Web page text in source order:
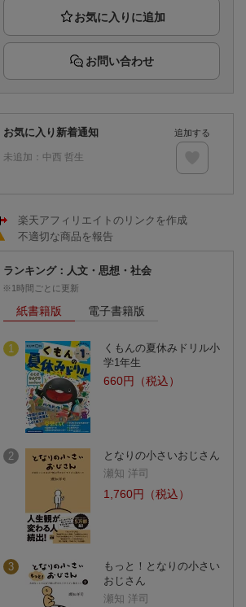
お問い合わせ
お気に入り新着通知
未追加： 中西 哲生
追加する
楽天アフィリエイトのリンクを作成
不適切な商品を報告
ランキング：人文・思想・社会
※1時間ごとに更新
紙書籍版 電子書籍版
1
くもんの夏休みドリル小
学1年生
660円（税込）
2
となりの小さいおじさん
瀬知 洋司
1,760円（税込）
3
もっと！となりの小さい
おじさん
瀬知 洋司